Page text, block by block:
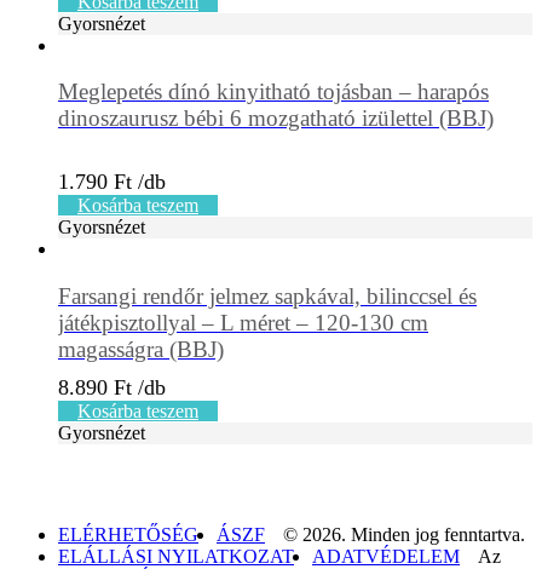
Gyorsnézet
Meglepetés dínó kinyitható tojásban – harapós
dinoszaurusz bébi 6 mozgatható izülettel (BBJ)
1.790 Ft
Kosárba teszem
Gyorsnézet
Farsangi rendőr jelmez sapkával, bilinccsel és
játékpisztollyal – L méret – 120-130 cm
magasságra (BBJ)
8.890 Ft
Kosárba teszem
Gyorsnézet
ELÉRHETŐSÉG
ÁSZF
ELÁLLÁSI NYILATKOZAT
ADATVÉDELEM
© 2026. Minden jog fenntartva.
Az